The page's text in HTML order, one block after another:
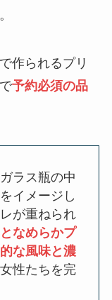
作られるプリ
予約必須の品
ラス瓶の中
イメージし
が重ねられ
なめらかプ
な風味と濃
性たちを完